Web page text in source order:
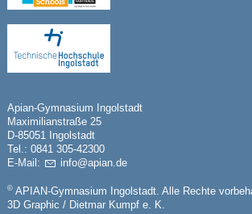
Apian-Gymnasium Ingolstadt
Maximilianstraße 25
D-85051 Ingolstadt
Tel.: 0841 305-42300
E-Mail:
nf p n d
©APIAN-Gymnasium Ingolstadt. Alle Rechte
3D Graphic / Dietmar Kumpf e. K.